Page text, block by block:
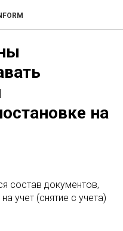
на
состав документов,
учет (снятие с учета)